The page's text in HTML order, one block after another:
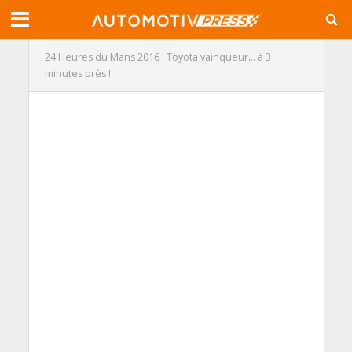
24 Heures du Mans 2016 : Toyota vainqueur… à 3
minutes près !